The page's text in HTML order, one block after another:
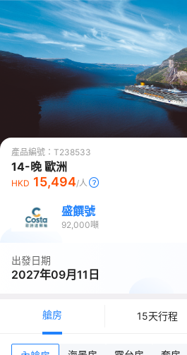
產品編號： T238533
14-晚 歐洲
HKD 15,494/人
盛饌號
92,000噸
出發日期
2027年09月11日
艙房 15天行程